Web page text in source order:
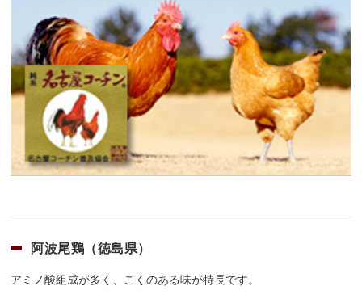
阿波尾鶏（徳島県）
アミノ酸組成が多く、こくのある味が特長です。